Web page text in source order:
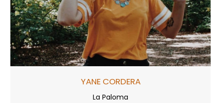
YANE CORDERA
La Paloma